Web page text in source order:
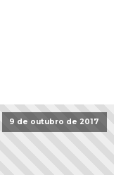
9 de outubro de 2017